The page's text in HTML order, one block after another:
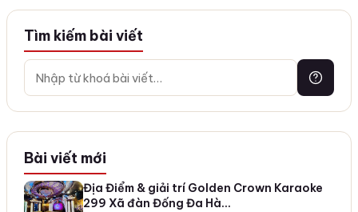
Tìm kiếm bài viết
Bài viết mới
Địa Điểm & giải trí Golden Crown Karaoke
299 Xã đàn Đống Đa Hà…